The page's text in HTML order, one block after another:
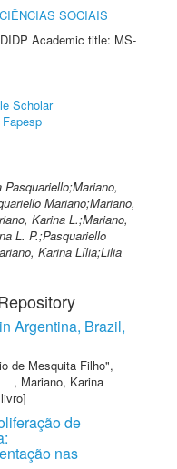
SOCIAIS
Academic title: MS-
Scholar
Fapesp
Mariano;Mariano,
Karina L.;Mariano,
L. P.;Pasquariello
Karina Lília;Lilia
Argentina, Brazil,
de Mesquita Filho",
, Mariano, Karina
de
nas